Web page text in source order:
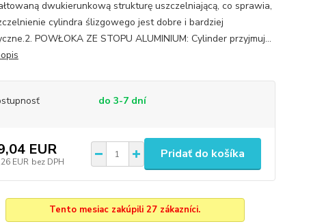
dwukierunkową strukturę uszczelniającą, co sprawia,
cylindra ślizgowego jest dobre i bardziej
POWŁOKA ZE STOPU ALUMINIUM: Cylinder przyjmuj...
do 3-7 dní
EUR
EUR bez DPH
Pridať do košíka
Tento mesiac zakúpili 27 zákazníci.